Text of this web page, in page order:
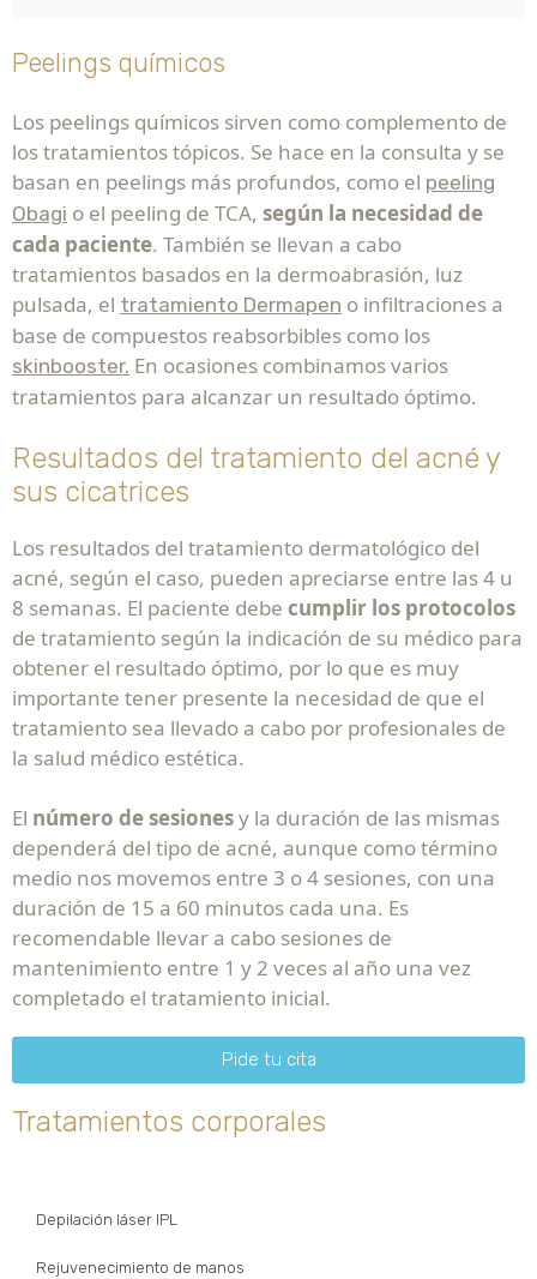
Peelings químicos
Los peelings químicos sirven como complemento de
los tratamientos tópicos. Se hace en la consulta y se
basan en peelings más profundos, como el peeling
Obagi o el peeling de TCA, según la necesidad de
cada paciente. También se llevan a cabo
tratamientos basados en la dermoabrasión, luz
pulsada, el tratamiento Dermapen o infiltraciones a
base de compuestos reabsorbibles como los
skinbooster. En ocasiones combinamos varios
tratamientos para alcanzar un resultado óptimo.
Resultados del tratamiento del acné y
sus cicatrices
Los resultados del tratamiento dermatológico del
acné, según el caso, pueden apreciarse entre las 4 u
8 semanas. El paciente debe cumplir los protocolos
de tratamiento según la indicación de su médico para
obtener el resultado óptimo, por lo que es muy
importante tener presente la necesidad de que el
tratamiento sea llevado a cabo por profesionales de
la salud médico estética.
El número de sesionesy la duración de las mismas
dependerá del tipo de acné, aunque como término
medio nos movemos entre 3 o 4 sesiones, con una
duración de 15 a 60 minutos cada una. Es
recomendable llevar a cabo sesiones de
mantenimiento entre 1 y 2 veces al año una vez
completado el tratamiento inicial.
Pide tu cita
Tratamientos corporales
Depilación láser IPL
Rejuvenecimiento de manos